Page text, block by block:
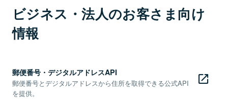
ビジネス・法人のお客さま向け
情報
郵便番号・デジタルアドレスAPI
郵便番号とデジタルアドレスから住所を取得できる公式API
を提供。